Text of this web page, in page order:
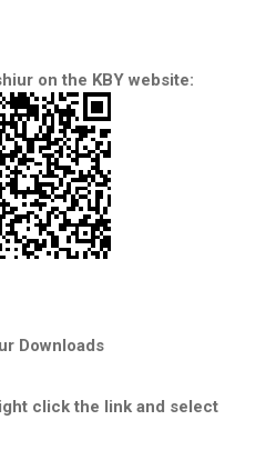
on the KBY website:
Downloads
click the link and select